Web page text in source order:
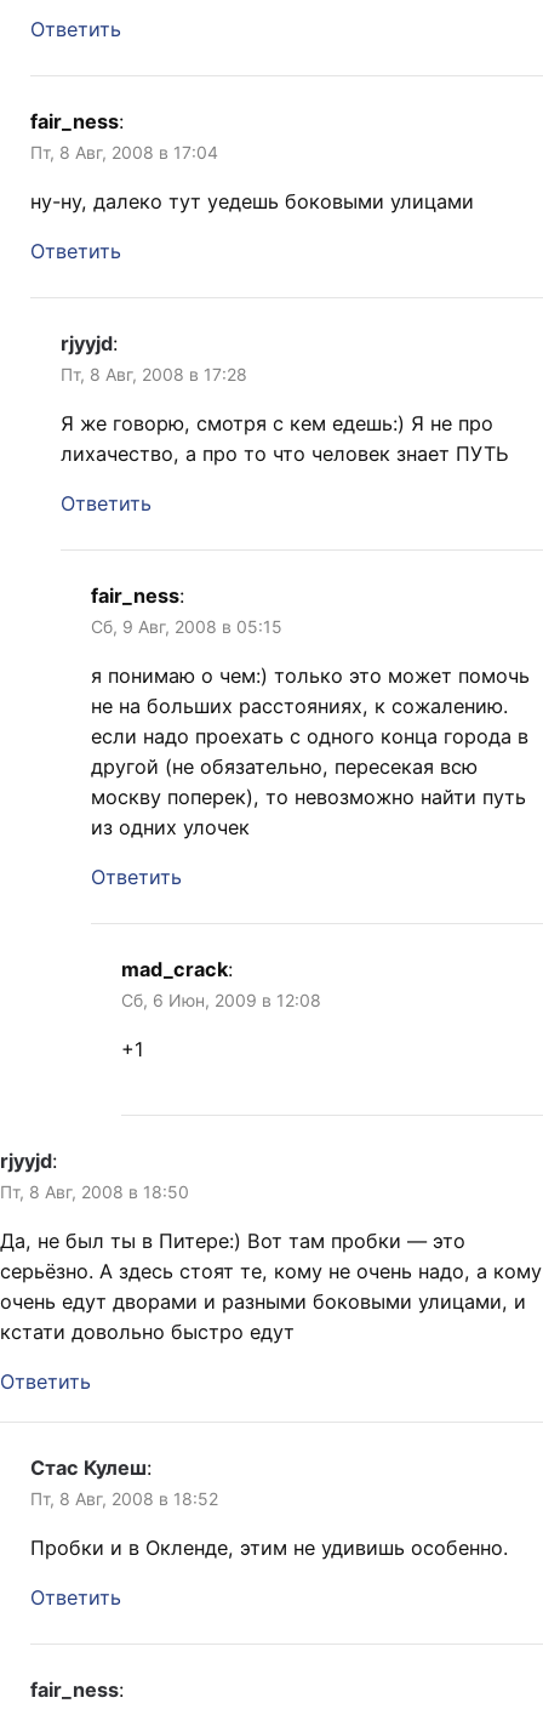
Ответить
fair_ness:
Пт, 8 Авг, 2008 в 17:04
ну-ну, далеко тут уедешь боковыми улицами
Ответить
rjyyjd:
Пт, 8 Авг, 2008 в 17:28
Я же говорю, смотря с кем едешь:) Я не про
лихачество, а про то что человек знает ПУТЬ
Ответить
fair_ness:
Сб, 9 Авг, 2008 в 05:15
я понимаю о чем:) только это может помочь
не на больших расстояниях, к сожалению.
если надо проехать с одного конца города в
другой (не обязательно, пересекая всю
москву поперек), то невозможно найти путь
из одних улочек
Ответить
mad_crack:
Сб, 6 Июн, 2009 в 12:08
+1
rjyyjd:
Пт, 8 Авг, 2008 в 18:50
Да, не был ты в Питере:) Вот там пробки — это
серьёзно. А здесь стоят те, кому не очень надо, а кому
очень едут дворами и разными боковыми улицами, и
кстати довольно быстро едут
Ответить
Стас Кулеш:
Пт, 8 Авг, 2008 в 18:52
Пробки и в Окленде, этим не удивишь особенно.
Ответить
fair_ness: